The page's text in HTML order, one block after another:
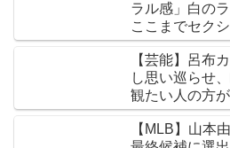
ラル感」白の
ここまでセク
【芸能】呂布
し思い巡らせ
観たい人の方
【MLB】山本